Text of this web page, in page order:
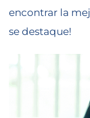
encontrar la
se destaque!